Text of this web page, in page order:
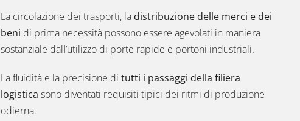
La circolazione dei trasporti, la distribuzione delle merci e dei
beni di prima necessità possono essere agevolati in maniera
sostanziale dall’utilizzo di porte rapide e portoni industriali.
La fluidità e la precisione di tutti i passaggi della filiera
logistica sono diventati requisiti tipici dei ritmi di produzione
odierna.